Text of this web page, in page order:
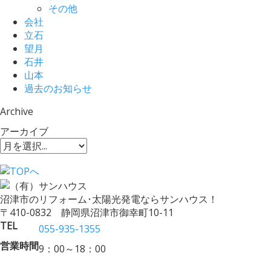
その他
会社
立石
望月
石井
山本
過去のお知らせ
Archive
アーカイブ
沼津市のリフォーム･太陽光発電ならサンハウス！
〒410-0832 静岡県沼津市御幸町10-11
TEL
055-935-1355
営業時間9：00～18：00